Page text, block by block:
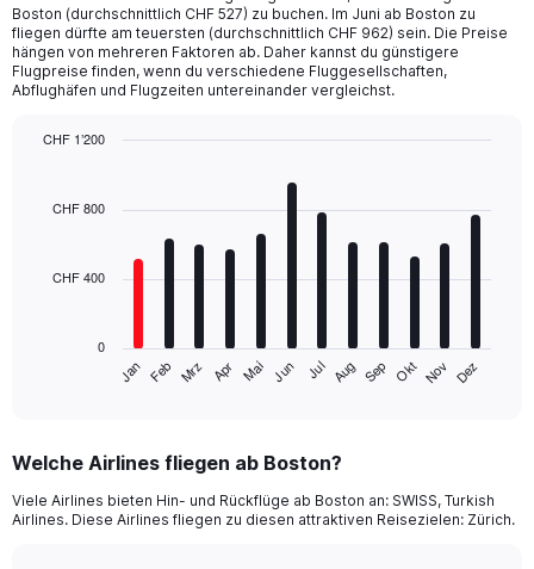
Boston (durchschnittlich CHF 527) zu buchen. Im Juni ab Boston zu
fliegen dürfte am teuersten (durchschnittlich CHF 962) sein. Die Preise
hängen von mehreren Faktoren ab. Daher kannst du günstigere
Flugpreise finden, wenn du verschiedene Fluggesellschaften,
Abflughäfen und Flugzeiten untereinander vergleichst.
with
The
Range:
12
categories.
Jan Feb Mrz Apr Mai Jun Jul Aug Sep Okt Nov Dez
0
CHF 400
CHF 800
CHF 1’200
Welche Airlines fliegen ab Boston?
Viele Airlines bieten Hin- und Rückflüge ab Boston an: SWISS, Turkish
Airlines. Diese Airlines fliegen zu diesen attraktiven Reisezielen: Zürich.